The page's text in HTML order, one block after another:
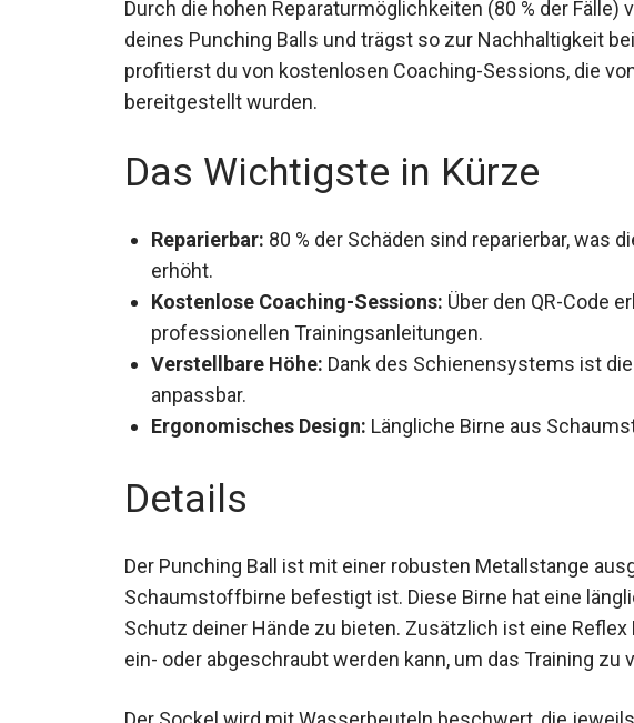
Durch die hohen Reparaturmöglichkeiten (80 % der Fälle)
deines Punching Balls und trägst so zur Nachhaltigkeit
profitierst du von kostenlosen Coaching-Sessions, die
bereitgestellt wurden.
Das Wichtigste in Kürze
Reparierbar: 80 % der Schäden sind reparierbar, was
erhöht.
Kostenlose Coaching-Sessions: Über den QR-Code
professionellen Trainingsanleitungen.
Verstellbare Höhe: Dank des Schienensystems ist
anpassbar.
Ergonomisches Design: Längliche Birne aus
Details
Der Punching Ball ist mit einer robusten Metallstange
Schaumstoffbirne befestigt ist. Diese Birne hat eine
Schutz deiner Hände zu bieten. Zusätzlich ist eine Reflex
ein- oder abgeschraubt werden kann, um das Training zu